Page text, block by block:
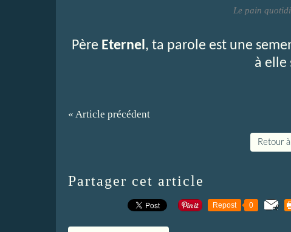
Le pain
Père Eternel , ta parole est une
à elle
« Article précédent
Retour
Partager cet article
Repost 0